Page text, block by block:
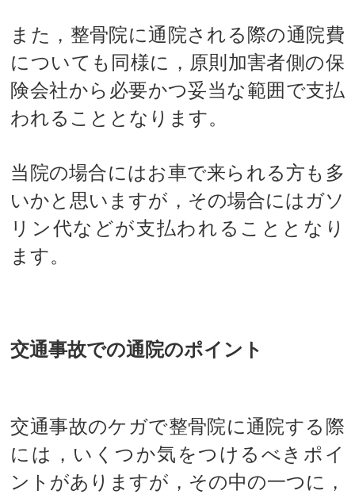
また，整骨院に通院される際の通院費
についても同様に，原則加害者側の保
険会社から必要かつ妥当な範囲で支払
われることとなります。
当院の場合にはお車で来られる方も多
いかと思いますが，その場合にはガソ
リン代などが支払われることとなり
ます。
交通事故での通院のポイント
交通事故のケガで整骨院に通院する際
には，いくつか気をつけるべきポイ
ントがありますが，その中の一つに，